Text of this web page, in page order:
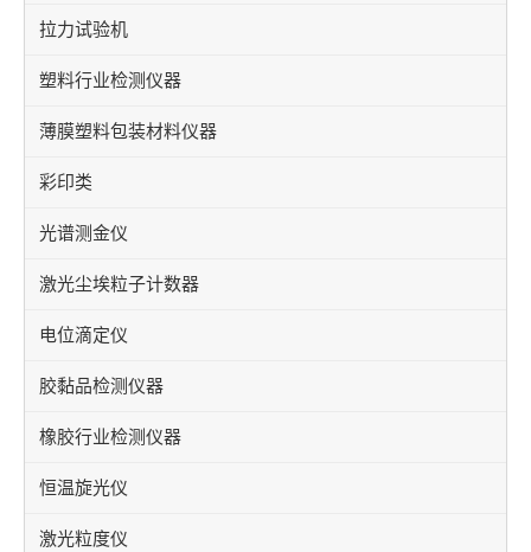
拉力试验机
塑料行业检测仪器
薄膜塑料包装材料仪器
彩印类
光谱测金仪
激光尘埃粒子计数器
电位滴定仪
胶黏品检测仪器
橡胶行业检测仪器
恒温旋光仪
激光粒度仪